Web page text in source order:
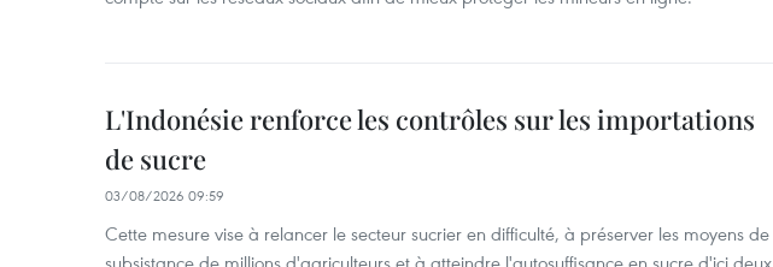
L'Indonésie renforce les contrôles sur les importations
de sucre
03/08/2026 09:59
Cette mesure vise à relancer le secteur sucrier en difficulté, à préserver les moyens de